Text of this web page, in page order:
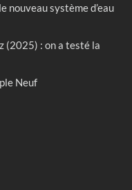
nouveau système d’eau
(2025) : on a testé la
Neuf